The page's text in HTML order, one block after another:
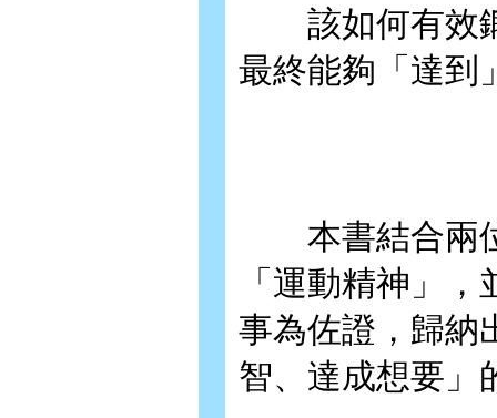
該如何有效鍛
最終能夠「達到
本書結合兩位
「運動精神」
事為佐證，歸納
智、達成想要」